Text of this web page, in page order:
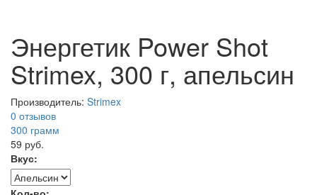
Энергетик Power Shot
Strimex, 300 г, апельсин
Производитель: Strimex
0 отзывов
300 грамм
59 руб.
Вкус: